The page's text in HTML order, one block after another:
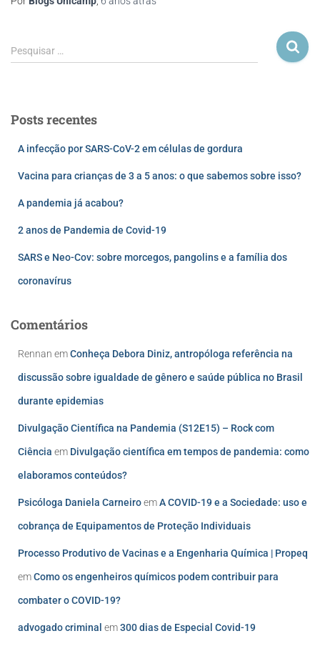
Pesquisar …
Posts recentes
A infecção por SARS-CoV-2 em células de gordura
Vacina para crianças de 3 a 5 anos: o que sabemos sobre isso?
A pandemia já acabou?
2 anos de Pandemia de Covid-19
SARS e Neo-Cov: sobre morcegos, pangolins e a família dos
coronavírus
Comentários
Rennan emConheça Debora Diniz, antropóloga referência na
discussão sobre igualdade de gênero e saúde pública no Brasil
durante epidemias
Divulgação Científica na Pandemia (S12E15) – Rock com
Ciência em Divulgação científica em tempos de pandemia: como
elaboramos conteúdos?
Psicóloga Daniela CarneiroemA COVID-19 e a Sociedade: uso e
cobrança de Equipamentos de Proteção Individuais
Processo Produtivo de Vacinas e a Engenharia Química | Propeq
emComo os engenheiros químicos podem contribuir para
combater o COVID-19?
advogado criminal em300 dias de Especial Covid-19